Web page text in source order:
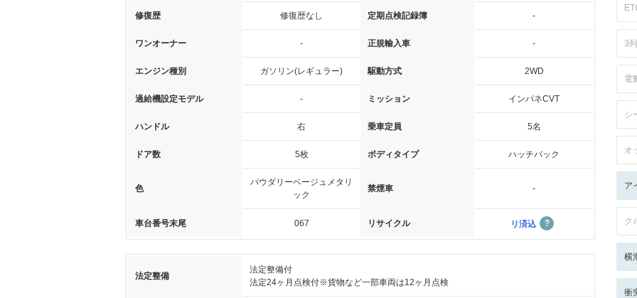
修復歴 修復歴なし 定期点検記録簿 -
ワンオーナー - 正規輸入車 -
エンジン種別 ガソリン(レギュラー) 駆動方式 2WD
過給機設定モデル - ミッション インパネCVT
ハンドル 右 乗車定員 5名
ドア数 5枚 ボディタイプ ハッチバック
色
パウダリーベージュメタリ
ック
禁煙車 -
車台番号末尾 067 リサイクル リ済込
法定整備
法定整備付
法定24ヶ月点検付※貨物など一部車両は12ヶ月点検
3
電
シ
オ
ア
ク
横
衝